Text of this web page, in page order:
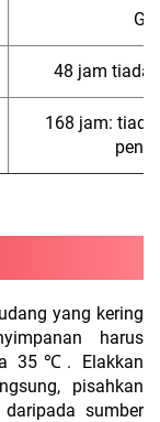
48 jam tiada
168 jam:
yang kering
harus
35℃. Elakkan
pisahkan
sumber